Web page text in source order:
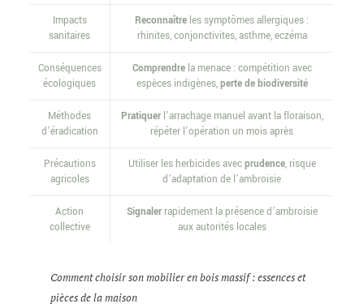
Impacts
sanitaires
Reconnaître les symptômes allergiques :
rhinites, conjonctivites, asthme, eczéma
Conséquences
écologiques
Comprendrela menace : compétition avec
espèces indigènes,perte de biodiversité
Méthodes
d’éradication
Pratiquerl’arrachage manuel avant la floraison,
répéter l’opération un mois après
Précautions
agricoles
Utiliser les herbicides avecprudence, risque
d’adaptation de l’ambroisie
Action
collective
Signalerrapidement la présence d’ambroisie
aux autorités locales
Comment choisir son mobilier en bois massif : essences et
pièces de la maison